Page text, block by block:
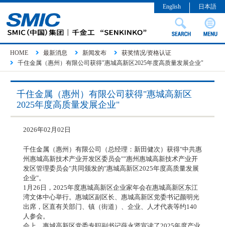
日本語
English
HOME 最新消息 新闻发布
获奖情况/资格认证
千住金属（惠州）有限公司获得"惠城高新区2025年度高质量发展企业"
千住金属（惠州）有限公司获得"惠城高新区
2025年度高质量发展企业"
2026年02月02日
千住金属（惠州）有限公司 （总经理：新田健次） 获得"中共惠
州惠城高新技术产业开发区委员会""惠州惠城高新技术产业开
发区管理委员会"共同颁发的"惠城高新区2025年度高质量发展
企业"。
1月26日，2025年度惠城高新区企业家年会在惠城高新区东江
湾文体中心举行。惠城区副区长、惠城高新区党委书记颜明光
出席，区直有关部门、镇（街道）、企业、人才代表等约140
人参会。